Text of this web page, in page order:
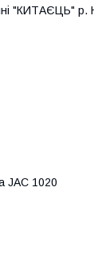
"КИТАЄЦЬ" р.
JAC 1020